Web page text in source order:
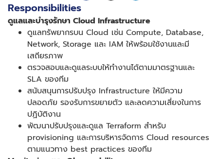
Responsibilities
ดูแลและบำรุงรักษา Cloud Infrastructure
ดูแลทรัพยากรบน Cloud เช่น Compute, Database,
Network, Storage และ IAM ให้พร้อมใช้งานและมี
เสถียรภาพ
ตรวจสอบและดูแลระบบให้ทำงานได้ตามมาตรฐานและ
SLA ของทีม
สนับสนุนการปรับปรุง Infrastructure ให้มีความ
ปลอดภัย รองรับการขยายตัว และลดความเสี่ยงในการ
ปฏิบัติงาน
พัฒนาปรับปรุงและดูแล Terraform สำหรับ
provisioning และการบริหารจัดการ Cloud resources
ตามแนวทาง best practices ของทีม